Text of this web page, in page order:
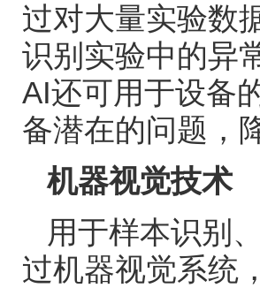
过对大量实验数
识别实验中的异
AI还可用于设备
备潜在的问题，
机器视觉技术
用于样本识别
过机器视觉系统